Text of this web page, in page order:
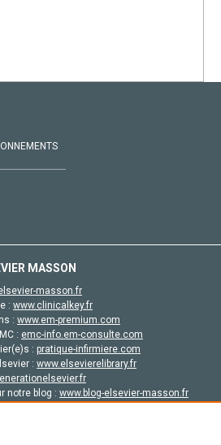
MASSON
masson.fr
: www.clinicalkey.fr
: www.em-premium.com
: emc-info.em-consulte.com
: pratique-infirmiere.com
: www.elsevierelibrary.fr
notre blog : www.blog-elsevier-masson.fr